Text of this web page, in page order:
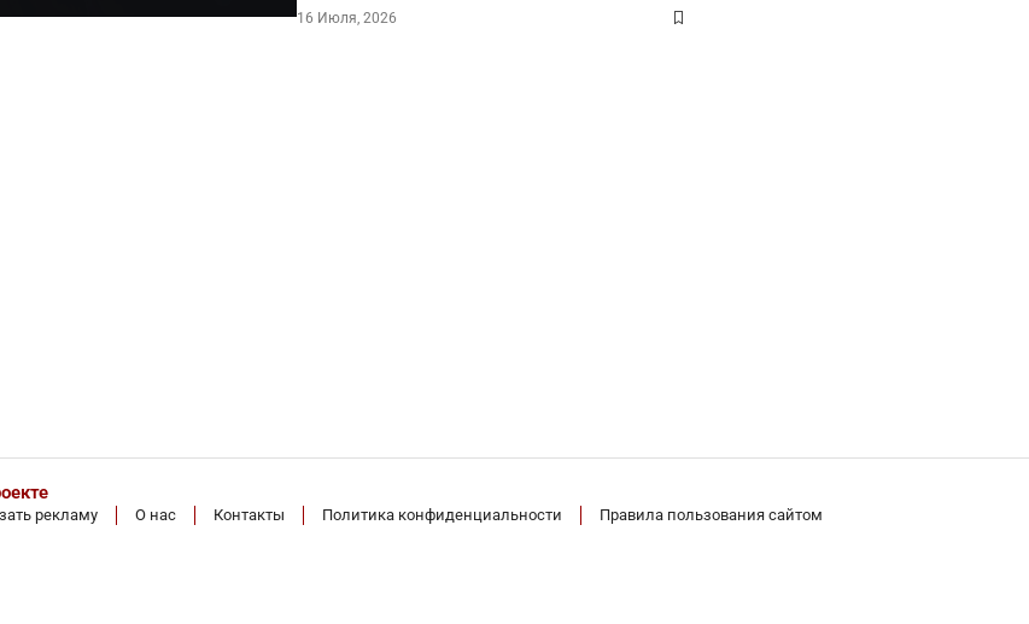
16 Июля, 2026
рекламу О нас Контакты Политика конфиденциальности Правила пользования сайтом